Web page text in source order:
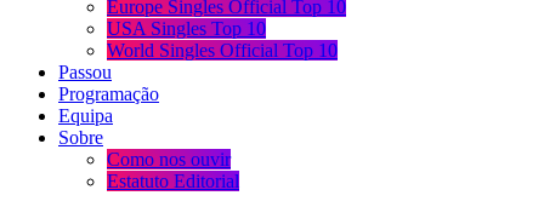
Europe Singles Official Top 10
USA Singles Top 10
World Singles Official Top 10
Passou
Programação
Equipa
Sobre
Como nos ouvir
Estatuto Editorial